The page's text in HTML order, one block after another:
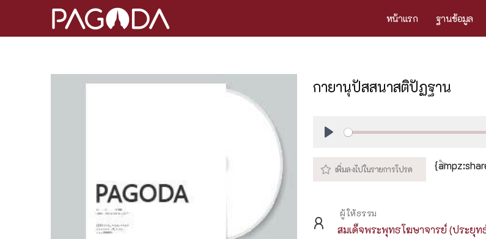
หน้าแรก ฐานข้อมูล
กายานุปัสสนาสติปัฏฐาน
ผู้ให้ธรรม
สมเด็จพระพุทธโฆษาจารย์ (ประยุท